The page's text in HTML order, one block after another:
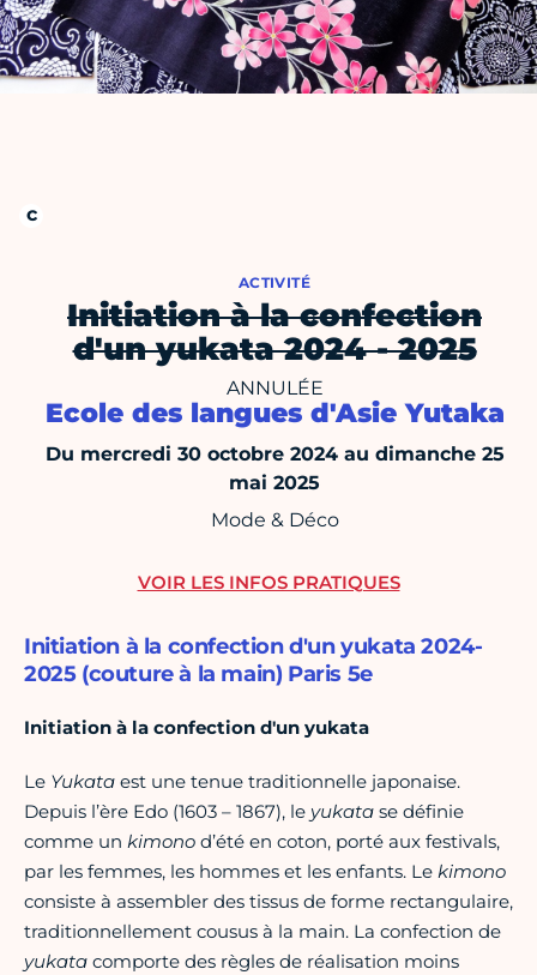
ACTIVITÉ
Initiation à la confection
d'un yukata 2024 - 2025
ANNULÉE
Ecole des langues d'Asie Yutaka
Du mercredi 30 octobre 2024 au dimanche 25
mai 2025
Mode & Déco
Initiation à la confection d'un yukata 2024-
2025 (couture à la main) Paris 5e
Initiation à la confection d'un yukata
Le Yukata est une tenue traditionnelle japonaise.
Depuis l’ère Edo (1603 – 1867), le yukata se définie
comme un kimono d’été en coton, porté aux festivals,
par les femmes, les hommes et les enfants. Le kimono
consiste à assembler des tissus de forme rectangulaire,
traditionnellement cousus à la main. La confection de
yukata comporte des règles de réalisation moins
VOIR LES INFOS PRATIQUES